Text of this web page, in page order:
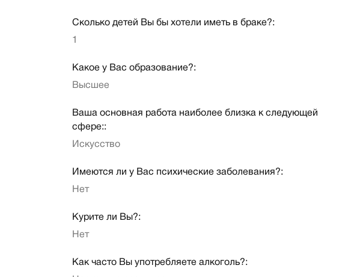
Сколько детей Вы бы хотели иметь в браке?:
1
Какое у Вас образование?:
Высшее
Ваша основная работа наиболее близка к следующей
сфере::
Искусство
Имеются ли у Вас психические заболевания?:
Нет
Курите ли Вы?:
Нет
Как часто Вы употребляете алкоголь?: